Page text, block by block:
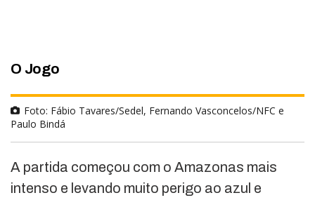
O Jogo
Foto: Fábio Tavares/Sedel, Fernando Vasconcelos/NFC e
Paulo Bindá
A partida começou com o Amazonas mais
intenso e levando muito perigo ao azul e